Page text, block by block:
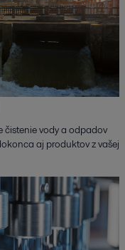
čistenie vody a odpadov
aj produktov z vašej